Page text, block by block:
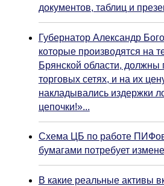
документов, таблиц и
Губернатор Александр
которые производятся на
Брянской области, должны
торговых сетях, и на их
накладывались издержки
цепочки!»...
Схема ЦБ по работе
бумагами потребует
В какие реальные активы